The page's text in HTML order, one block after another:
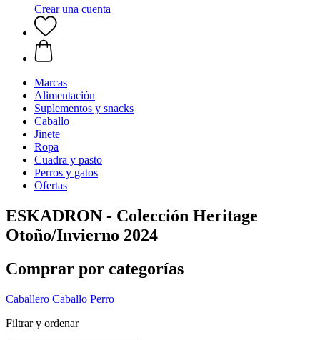
Crear una cuenta
Marcas
Alimentación
Suplementos y snacks
Caballo
Jinete
Ropa
Cuadra y pasto
Perros y gatos
Ofertas
ESKADRON - Colección Heritage
Otoño/Invierno 2024
Comprar por categorías
Caballero Caballo Perro
Filtrar y ordenar